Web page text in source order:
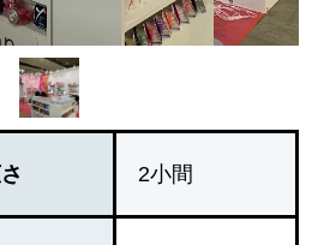
2小間